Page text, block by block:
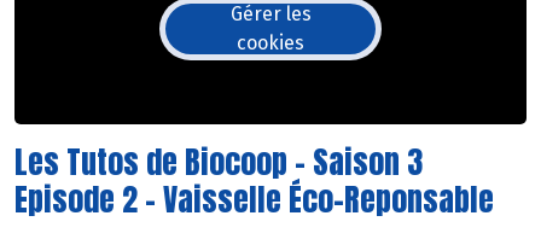
Gérer les
cookies
Les Tutos de Biocoop - Saison 3
Episode 2 - Vaisselle Éco-Reponsable